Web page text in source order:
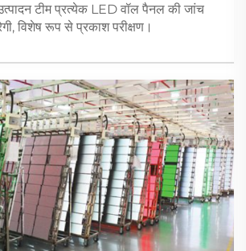
टीम प्रत्येक LED वॉल पैनल की जांच
विशेष रूप से प्रकाश परीक्षण।